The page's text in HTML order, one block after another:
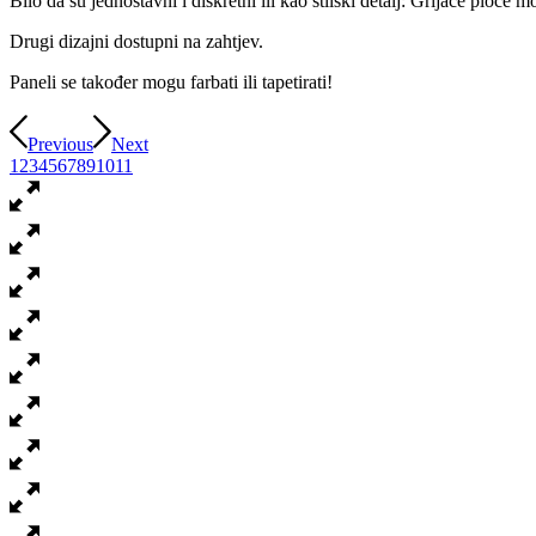
Drugi dizajni dostupni na zahtjev.
Paneli se također mogu farbati ili tapetirati!
Previous
Next
1 234567891011